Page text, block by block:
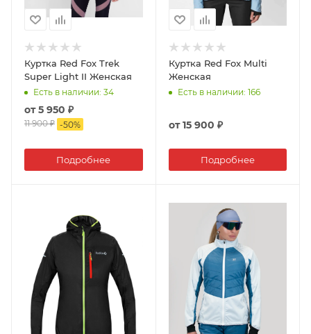
Куртка Red Fox Trek
Super Light II Женская
Есть в наличии: 34
от5 950 ₽
11 900 ₽ -50%
Подробнее
Куртка Red Fox Multi
Женская
Есть в наличии: 166
от15 900 ₽
Подробнее